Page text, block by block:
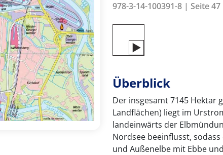
978-3-14-100391-8 | Seite
Überblick
Der insgesamt 7145 Hektar
Landflächen) liegt im
landeinwärts der
Nordsee beeinflusst,
und Außenelbe mit Ebbe